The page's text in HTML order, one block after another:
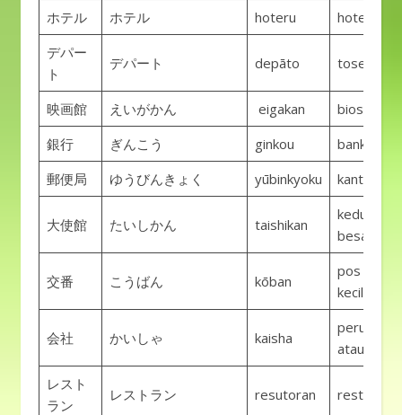
ホテル ホテル hoteru
hotel
デパー
ト
デパート depāto toserba
映画館 えいがかん eigakan
bioskop
銀行
ぎんこう ginkou
bank
郵便局
ゆうびんきょく yūbinkyoku kantor
大使館 たいしかん taishikan
kedutaan
besar
交番 こうばん kōban
pos polisi
kecil
会社 かいしゃ kaisha
atau
レスト
ラン
レストラン resutoran restoran